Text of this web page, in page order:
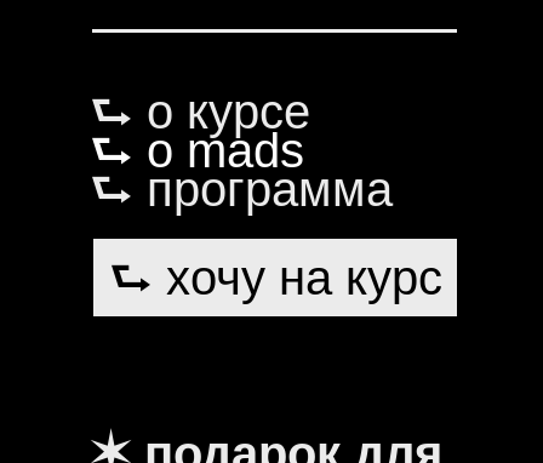
⮑ о курсе
⮑ о mads
⮑ программа
⮑ хочу на курс